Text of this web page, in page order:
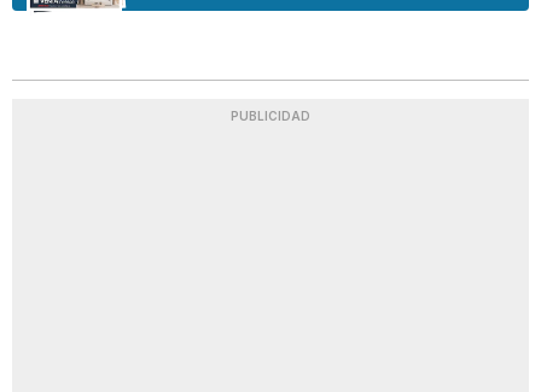
PUBLICIDAD